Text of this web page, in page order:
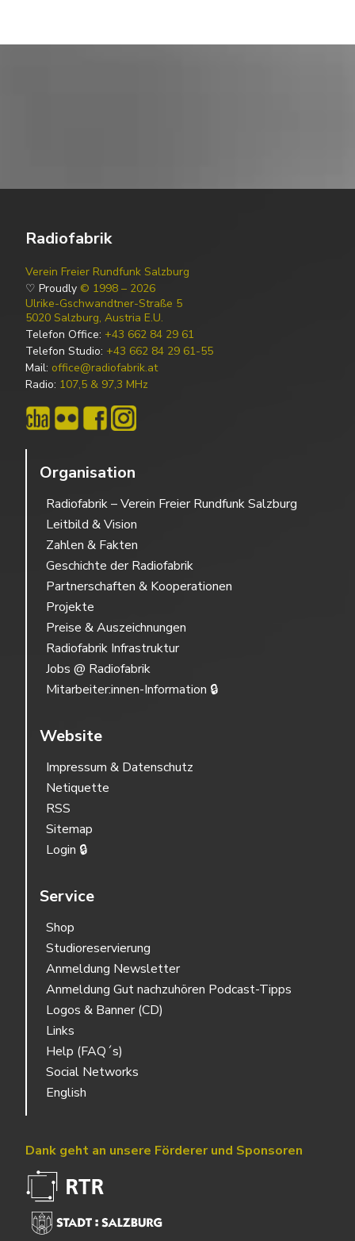
Radiofabrik
Verein Freier Rundfunk Salzburg
♡ Proudly © 1998 – 2026
Ulrike-Gschwandtner-Straße 5
5020 Salzburg, Austria E.U.
Telefon Office: +43 662 84 29 61
Telefon Studio: +43 662 84 29 61-55
Mail: office@radiofabrik.at
Radio: 107,5 & 97,3 MHz
Organisation
Radiofabrik – Verein Freier Rundfunk Salzburg
Leitbild & Vision
Zahlen & Fakten
Geschichte der Radiofabrik
Partnerschaften & Kooperationen
Projekte
Preise & Auszeichnungen
Radiofabrik Infrastruktur
Jobs @ Radiofabrik
Mitarbeiter:innen-Information 🔒
Website
Impressum & Datenschutz
Netiquette
RSS
Sitemap
Login 🔒
Service
Shop
Studioreservierung
Anmeldung Newsletter
Anmeldung Gut nachzuhören Podcast-Tipps
Logos & Banner (CD)
Links
Help (FAQ´s)
Social Networks
English
Dank geht an unsere Förderer und Sponsoren